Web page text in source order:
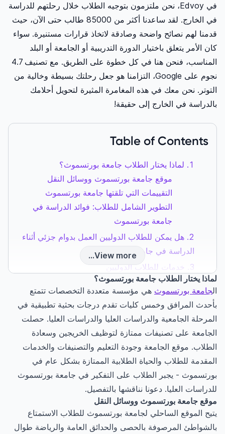
في Edvoy، نحن ملتزمون بتوجيه الطلاب خلال رحلتهم للدراسة
في الخارج. لقد ساعدنا أكثر من 85000 طالب حتى الآن، حيث
قدمنا ​​لهم نصائح واضحة وصادقة لاتخاذ قرارات مستنيرة. سواء
كان الأمر يتعلق باختيار الدورة التدريبية أو الجامعة أو البلد
المناسب، فنحن هنا في كل خطوة على الطريق. مع تصنيف 4.7
نجوم على Google، التزامنا هو جعل رحلتك بسيطة وخالية من
التوتر. نحن معك في هذه المغامرة المثيرة لتحويل أحلامك
بالدراسة في الخارج إلى حقيقة!
Table of Contents
لماذا يختار الطلاب جامعة بورتسموث؟
موقع جامعة بورتسموث ووسائل النقل
التقييمات التي تلقتها جامعة بورتسموث
التطوير الشامل للطلاب: فوائد الدراسة في
جامعة بورتسموث
هل يمكن للطلاب الدوليين العمل بدوام جزئي أثناء
الدراسة في جامعة بورتسموث؟
خدمات للطلاب الدوليين
1. خدمات الإسكان
2. دورات اللغة الإنجليزية
3. الخدمات الطلابية
4. الخدمات الطبية
5. خدمات المكتبة
6. خدمات تكنولوجيا المعلومات والاتصالات
الكلمات الأخيرة
الأسئلة الشائعة
1. هل المنح الدراسية متاحة للطلاب في جامعة
بورتسموث؟
2. ما هي نسبة الطلاب الدوليين المسجلين في
View more...
لماذا يختار الطلاب جامعة بورتسموث؟
الجامعة بورتسموث هي مؤسسة متعددة التخصصات تتمتع
بأحدث المرافق وخمس كليات تقدم درجات بحثية تطبيقية في
المرحلة الجامعية والدراسات العليا والدراسات العليا. حصلت
الجامعة على تصنيفات ممتازة لتوظيف الخريجين وسعادة
الطلاب. موقع الجامعة وجودة التعليم والتصنيفات والخدمات
المقدمة للطلاب والحياة الطلابية الممتازة بشكل عام في
بورتسموث - يجبر الطلاب على التفكير في جامعة بورتسموث
للدراسات العليا. دعونا نناقشها بالتفصيل.
موقع جامعة بورتسموث ووسائل النقل
يتيح الموقع الساحلي لجامعة بورتسموث للطلاب الاستمتاع
بالشواطئ المرصوفة بالحصى والحدائق العامة والرياضة طوال